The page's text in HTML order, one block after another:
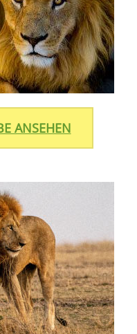
ANSEHEN